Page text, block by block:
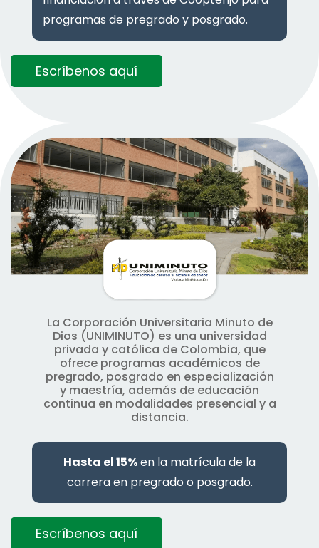
programas de pregrado y posgrado.
Escríbenos aquí
La Corporación Universitaria Minuto de
Dios (UNIMINUTO) es una universidad
privada y católica de Colombia, que
ofrece programas académicos de
pregrado, posgrado en especialización
y maestría, además de educación
continua en modalidades presencial y a
distancia.
Hasta el 15%en la matrícula de la
carrera en pregrado o posgrado.
Escríbenos aquí